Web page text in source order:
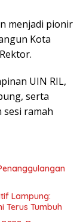
menjadi pionir
Kota
UIN RIL,
serta
sesi ramah
Lampung:
Terus Tumbuh